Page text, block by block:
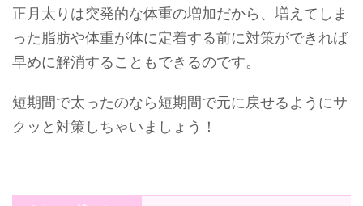
正月太りは突発的な体重の増加だから、増えてしま
った脂肪や体重が体に定着する前に対策ができれば
早めに解消することもできるのです。
短期間で太ったのなら短期間で元に戻せるようにサ
クッと対策しちゃいましょう！